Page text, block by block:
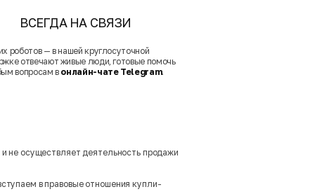
ВСЕГДА НА СВЯЗИ
роботов — в нашей круглосуточной
отвечают живые люди, готовые помочь
вопросам в онлайн-чате Telegram.
не осуществляет деятельность продажи
в правовые отношения купли-